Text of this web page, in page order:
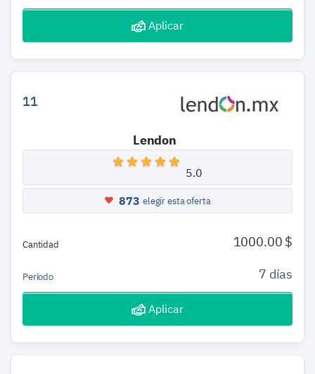
Aplicar
11
Lendon
5.0
873 elegir esta oferta
Cantidad 1000.00 $
Período 7 días
Aplicar